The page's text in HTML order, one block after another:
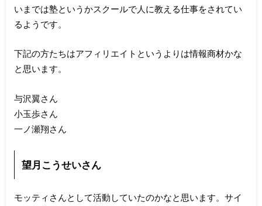
いまでは塾というかスクールで人に教える仕事をされてい
るようです。
下記の方たちはアフィリエイトというよりは情報商材かな
と思います。
与沢翼さん
小玉歩さん
一ノ瀬翔さん
望月こうせいさん
モッティさんとして活動していたのかなと思います。サイ